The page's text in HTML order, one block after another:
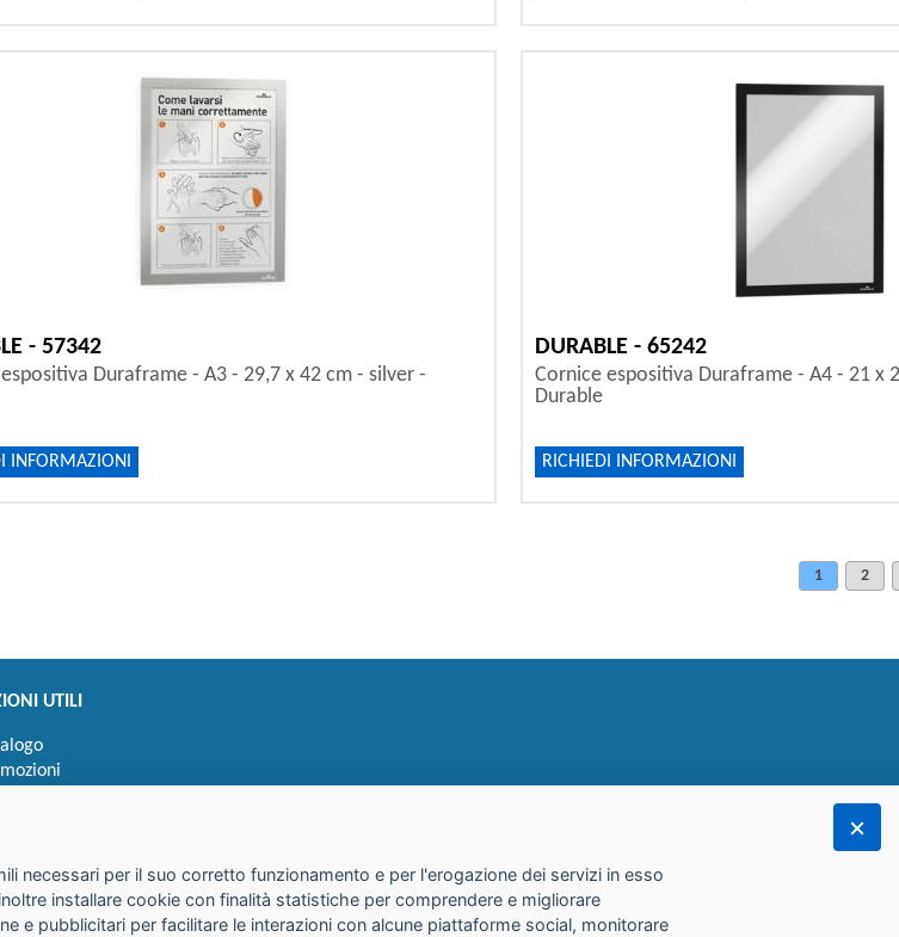
- 57342
Duraframe - A3 - 29,7 x 42 cm - silver -
INFORMAZIONI
DURABLE - 65242
Cornice espositiva Duraframe - A4 - 21 x
Durable
RICHIEDI INFORMAZIONI
1 2
UTILI
necessari per il suo corretto funzionamento e per l'erogazione dei servizi in esso
installare cookie con finalità statistiche per comprendere e migliorare
e pubblicitari per facilitare le interazioni con alcune piattaforme social, monitorare